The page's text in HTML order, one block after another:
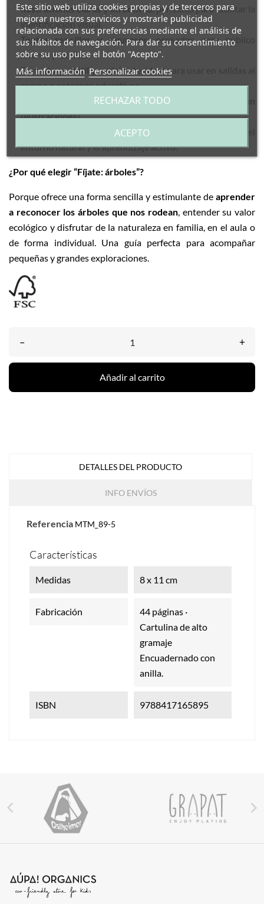
Ilustraciones claras y atractivas, perfectas para facilitar la
identificación visual.
Textos sencillos y rigurosos, pensados para público
infantil y familiar.
Formato portátil y resistente , ideal para usar en salidas al
campo o entornos educativos.
Autores: Carme Clapés (textos) y Anna Sanjuan
(ilustraciones).
curiosidad científica
entorno natural y el aprendizaje activo.
¿Por qué elegir “Fíjate: árboles”?
Porque ofrece una forma sencilla y estimulante de aprender
a reconocer los árboles que nos rodean, entender su valor
ecológico y disfrutar de la naturaleza en familia, en el aula o
de forma individual. Una guía perfecta para acompañar
pequeñas y grandes exploraciones.
– +
Añadir al carrito
DETALLES DEL PRODUCTO
INFO ENVÍOS
Referencia MTM_89-5
Características
Medidas 8 x 11 cm
Fabricación
44 páginas ·
Cartulina de alto
gramaje
Encuadernado con
anilla.
ISBN 9788417165895
 
Este sitio web utiliza cookies propias y de terceros para
mejorar nuestros servicios y mostrarle publicidad
relacionada con sus preferencias mediante el análisis de
sus hábitos de navegación. Para dar su consentimiento
sobre su uso pulse el botón "Acepto".
Más información Personalizar cookies
RECHAZAR TODO
ACEPTO